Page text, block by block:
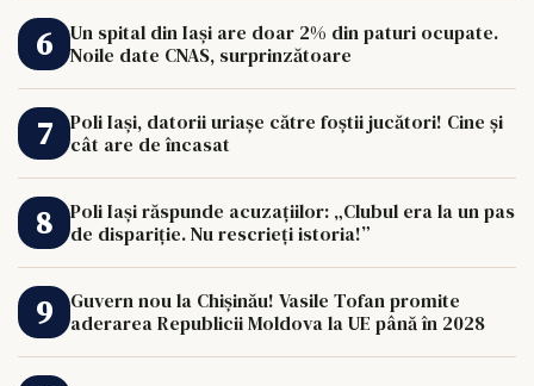
Un spital din Iași are doar 2% din paturi ocupate.
Noile date CNAS, surprinzătoare
Poli Iași, datorii uriașe către foștii jucători! Cine și
cât are de încasat
Poli Iași răspunde acuzațiilor: „Clubul era la un pas
de dispariție. Nu rescrieți istoria!”
Guvern nou la Chișinău! Vasile Tofan promite
aderarea Republicii Moldova la UE până în 2028